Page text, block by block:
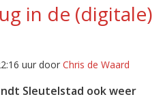
in de (digitale)
uur door Chris de Waard
Sleutelstad ook weer